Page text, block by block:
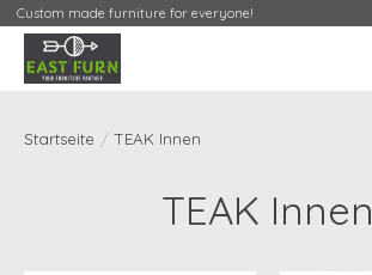
Custom made furniture for everyone!
Startseite / TEAK Innen
TEAK Innen